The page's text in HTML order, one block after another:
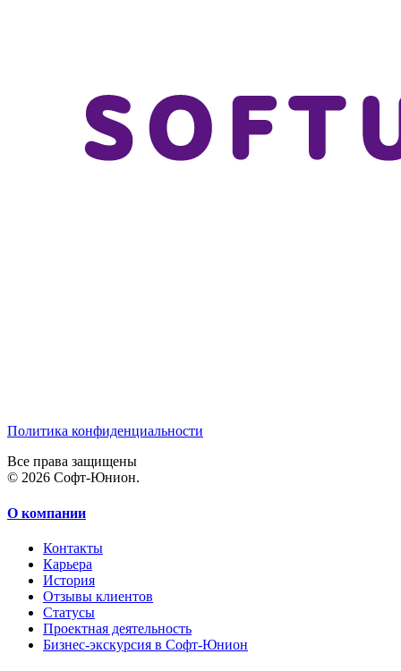
Политика конфиденциальности
Все права защищены
© 2026 Софт-Юнион.
О компании
Контакты
Карьера
История
Отзывы клиентов
Статусы
Проектная деятельность
Бизнес-экскурсия в Софт-Юнион